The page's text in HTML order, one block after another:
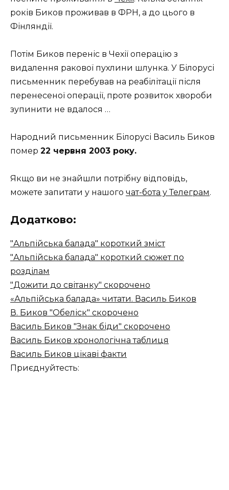
років Биков проживав в ФРН, а до цього в
Фінляндії.
Потім Биков переніс в Чехії операцію з
видалення ракової пухлини шлунка. У Білорусі
письменник перебував на реабілітації після
перенесеної операції, проте розвиток хвороби
зупинити не вдалося …
Народний письменник Білорусі Василь Биков
помер 22 червня 2003 року.
Якщо ви не знайшли потрібну відповідь,
можете запитати у нашого чат-бота у Телеграм.
Додатково:
"Альпійська балада" короткий зміст
"Альпійська балада" короткий сюжет по
розділам
"Дожити до світанку" скорочено
«Альпійська балада» читати. Василь Биков
В. Биков "Обеліск" скорочено
Василь Биков "Знак біди" скорочено
Василь Биков хронологічна таблиця
Василь Биков цікаві факти
Приєднуйтесть: